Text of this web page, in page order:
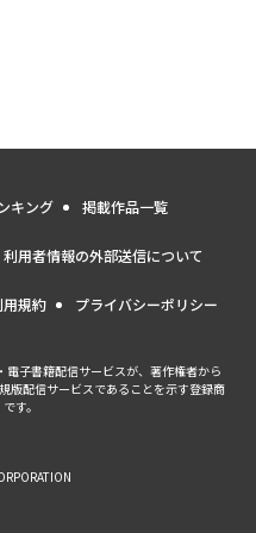
キング 掲載作品一覧
利用者情報の外部送信について
用規約 プライバシーポリシー
電子書籍配信サービスが、著作権者から
版配信サービスであることを示す登録商
す。